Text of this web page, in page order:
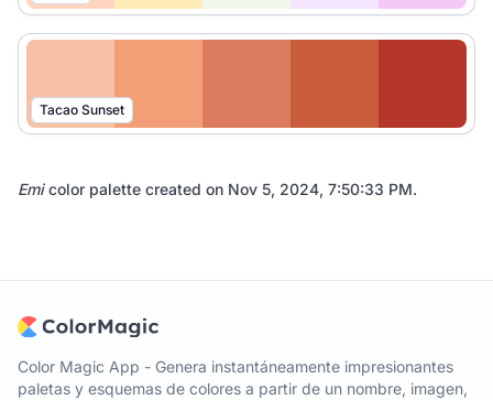
Tacao Sunset
Emicolor palette created on Nov 5, 2024, 7:50:33 PM.
Color Magic App - Genera instantáneamente impresionantes
paletas y esquemas de colores a partir de un nombre, imagen,